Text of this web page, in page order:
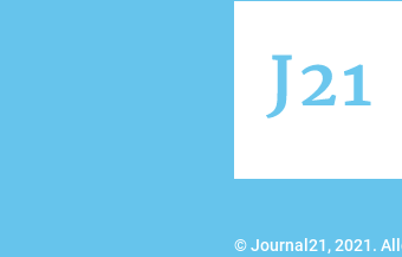
© Journal21, 2021.